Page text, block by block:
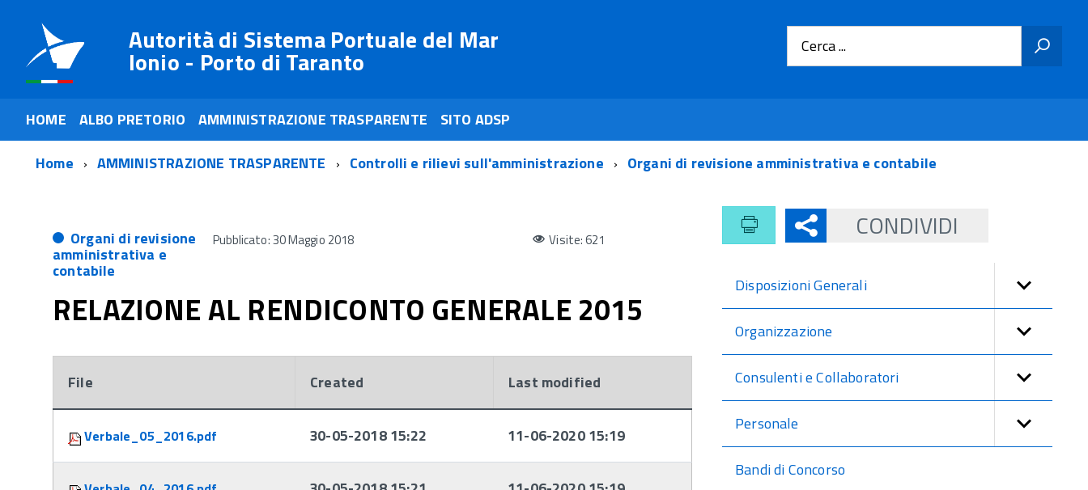
Autorità di Sistema Portuale del Mar
Ionio - Porto di Taranto Cerca ...
HOME ALBO PRETORIO AMMINISTRAZIONE TRASPARENTE
SITO ADSP
Home
AMMINISTRAZIONE TRASPARENTE Controlli e rilievi sull'amministrazione Organi di revisione amministrativa e contabile
Organi di revisione
amministrativa e
contabile
Pubblicato: 30 Maggio 2018 Visite: 621
RELAZIONE AL RENDICONTO GENERALE 2015
File Created Last modified
Verbale_05_2016.pdf 30-05-2018 15:22 11-06-2020 15:19
CONDIVIDI
Disposizioni Generali
Organizzazione
Consulenti e Collaboratori
Personale
Bandi di Concorso